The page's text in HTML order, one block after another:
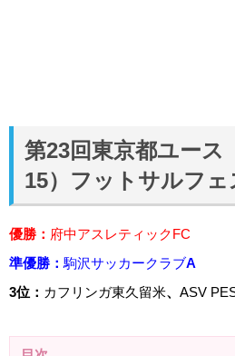
第23回東京都ユース
15）フットサルフ
優勝： 府中アスレティックFC
準優勝： 駒沢サッカークラブA
3位： カフリンガ東久留米、 ASV